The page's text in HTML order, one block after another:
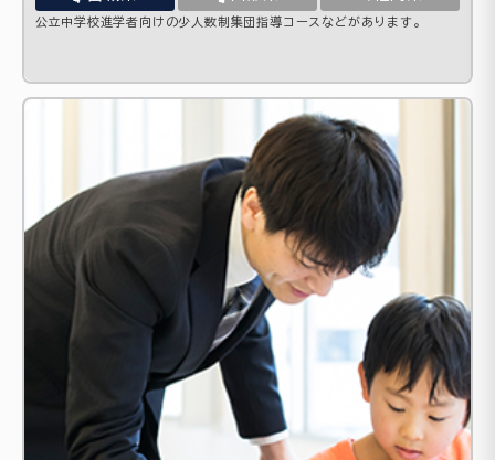
公立中学校進学者向けの少人数制集団指導コースなどがあります。